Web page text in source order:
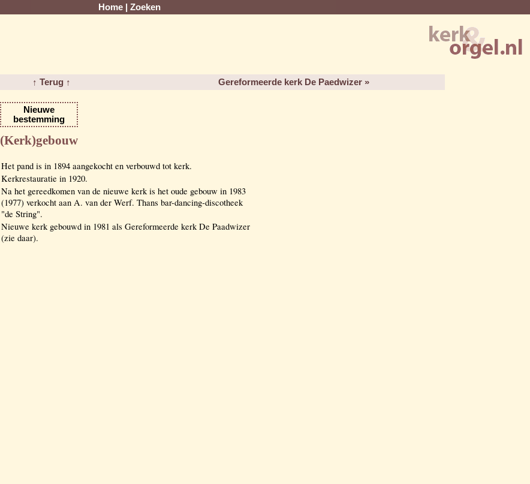
Home Zoeken
↑ Terug ↑ Gereformeerde kerk De Paedwizer »
Nieuwe
bestemming
(Kerk)gebouw
Het pand is in 1894 aangekocht en verbouwd tot kerk.
Kerkrestauratie in 1920.
Na het gereedkomen van de nieuwe kerk is het oude gebouw in 1983
(1977) verkocht aan A. van der Werf. Thans bar-dancing-discotheek
"de String".
Nieuwe kerk gebouwd in 1981 als Gereformeerde kerk De Paadwizer
(zie daar).